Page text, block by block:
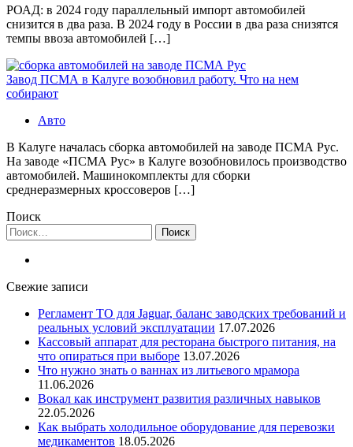
РОАД: в 2024 году параллельный импорт автомобилей
снизится в два раза. В 2024 году в России в два раза снизятся
темпы ввоза автомобилей […]
Завод ПСМА в Калуге возобновил работу. Что на нем
собирают
Авто
В Калуге началась сборка автомобилей на заводе ПСМА Рус.
На заводе «ПСМА Рус» в Калуге возобновилось производство
автомобилей. Машинокомплекты для сборки
среднеразмерных кроссоверов […]
Поиск
Найти:
Свежие записи
Регламент ТО для Jaguar, баланс заводских требований и
реальных условий эксплуатации 17.07.2026
Кассовый аппарат для ресторана быстрого питания, на
что опираться при выборе 13.07.2026
Что нужно знать о ваннах из литьевого мрамора
11.06.2026
Вокал как инструмент развития различных навыков
22.05.2026
Как выбрать холодильное оборудование для перевозки
медикаментов 18.05.2026